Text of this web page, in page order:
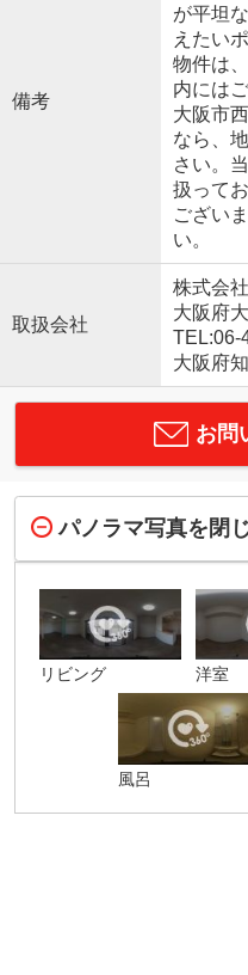
備考
が平坦
えたい
物件は
内には
大阪市
なら、
さい。
扱って
ござい
い。
取扱会社
株式会
大阪府
TEL:06-
大阪府
お問
パノラマ写真を閉
リビング 洋室
風呂